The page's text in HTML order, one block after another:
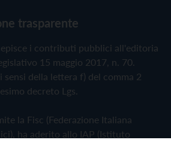
trasparente
i contributi pubblici all'editoria
15 maggio 2017, n. 70.
sensi della lettera f) del comma 2
decreto Lgs.
la Fisc (Federazione Italiana
ha aderito allo IAP (Istituto